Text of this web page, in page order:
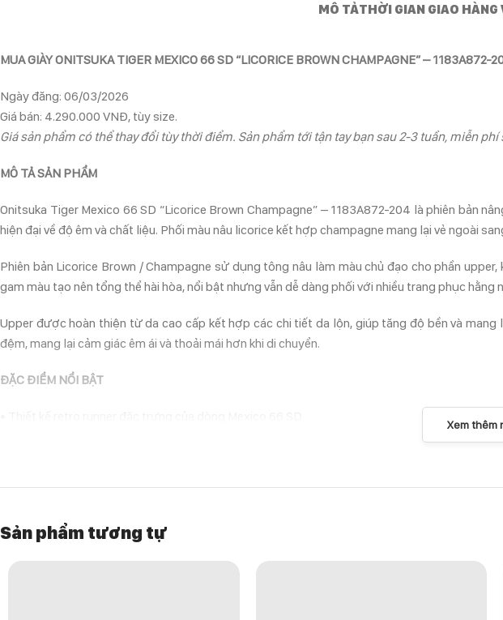
MÔ TẢTHỜI GIAN GIAO HÀNG
MUA GIÀY ONITSUKA TIGER MEXICO 66 SD “LICORICE BROWN CHAMPAGNE” – 1183A872-
Ngày đăng: 06/03/2026
Giá bán: 4.290.000 VNĐ, tùy size.
Giá sản phẩm có thể thay đổi tùy thời điểm. Sản phẩm tới tận tay bạn sau 2-3 tuần, miễn phí
MÔ TẢ SẢN PHẨM
Onitsuka Tiger Mexico 66 SD “Licorice Brown Champagne” – 1183A872-204 là phiên bản
hiện đại về độ êm và chất liệu. Phối màu nâu licorice kết hợp champagne mang lại vẻ ngoài
Phiên bản Licorice Brown / Champagne sử dụng tông nâu làm màu chủ đạo cho phần
gam màu tạo nên tổng thể hài hòa, nổi bật nhưng vẫn dễ dàng phối với nhiều trang phục hằng
Upper được hoàn thiện từ da cao cấp kết hợp các chi tiết da lộn, giúp tăng độ bền và
đệm, mang lại cảm giác êm ái và thoải mái hơn khi di chuyển.
ĐẶC ĐIỂM NỔI BẬT
Xem thêm
Sản phẩm tương tự